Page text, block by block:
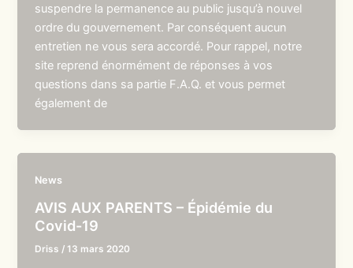
suspendre la permanence au public jusqu’à nouvel
ordre du gouvernement. Par conséquent aucun
entretien ne vous sera accordé. Pour rappel, notre
site reprend énormément de réponses à vos
questions dans sa partie F.A.Q. et vous permet
également de
News
AVIS AUX PARENTS – Épidémie du
Covid-19
Driss /13 mars 2020